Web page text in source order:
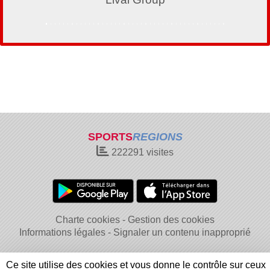
SPORTSREGIONS
222291 visites
Charte cookies
Gestion des cookies
Informations légales
Signaler un contenu inapproprié
Ce site utilise des cookies et vous donne le contrôle sur ceux